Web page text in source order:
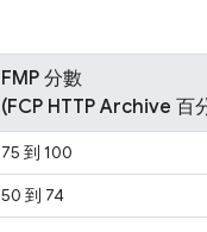
FMP 分數
(FCP HTTP Archive 百
75 到 100
50 到 74